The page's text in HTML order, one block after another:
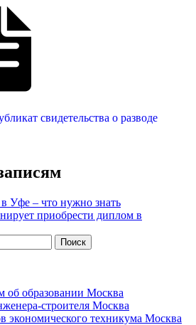
свидетельства о разводе
Уфе – что нужно знать
приобрести диплом в
об образовании Москва
строителя Москва
экономического техникума Москва